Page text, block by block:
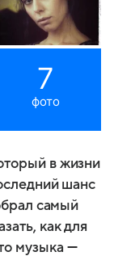
7
фото
в жизни
шанс
самый
как для
музыка —